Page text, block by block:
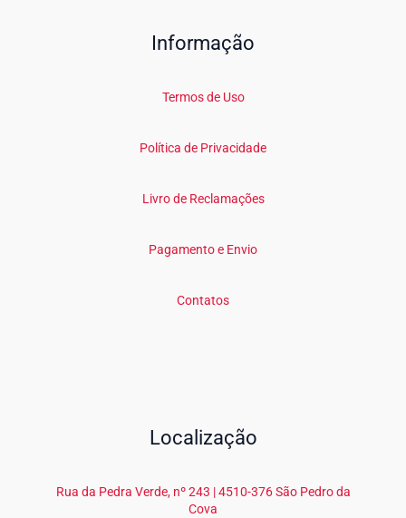
Informação
Termos de Uso
Política de Privacidade
Livro de Reclamações
Pagamento e Envio
Contatos
Localização
Rua da Pedra Verde, nº 243 | 4510-376 São Pedro da
Cova